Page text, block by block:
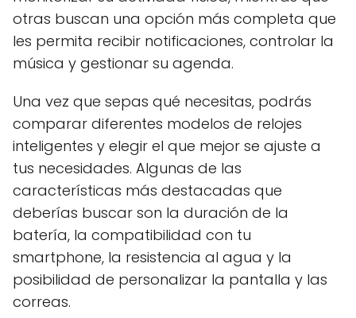
otras buscan una opción más completa que
les permita recibir notificaciones, controlar la
música y gestionar su agenda.
Una vez que sepas qué necesitas, podrás
comparar diferentes modelos de relojes
inteligentes y elegir el que mejor se ajuste a
tus necesidades. Algunas de las
características más destacadas que
deberías buscar son la duración de la
batería, la compatibilidad con tu
smartphone, la resistencia al agua y la
posibilidad de personalizar la pantalla y las
correas.